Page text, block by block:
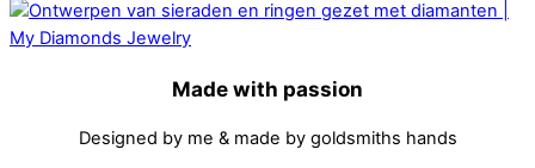
Made with passion
Designed by me & made by goldsmiths hands